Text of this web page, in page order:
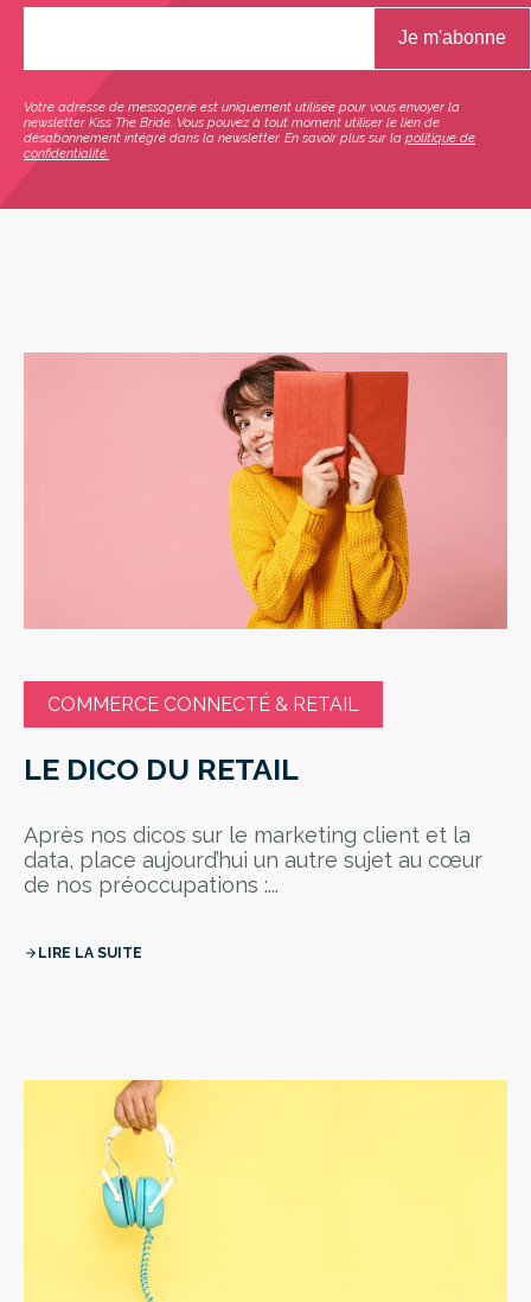
Votre adresse de messagerie est uniquement utilisée pour vous envoyer la
newsletter Kiss The Bride. Vous pouvez à tout moment utiliser le lien de
désabonnement intégré dans la newsletter. En savoir plus sur la politique de
confidentialité.
COMMERCE CONNECTÉ & RETAIL
LE DICO DU RETAIL
Après nos dicos sur le marketing client et la
data, place aujourd’hui un autre sujet au cœur
de nos préoccupations :...
arrow_forward LIRE LA SUITE